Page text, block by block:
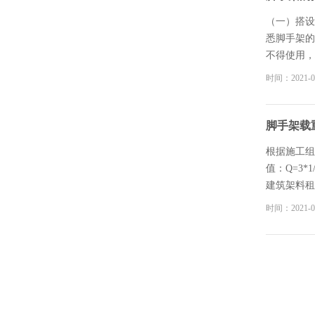
（一）搭
悉脚手架
不得使用
先检查边
和现场施
将变形或
时间：2021-
脚手架载
根据施工
值：
建筑架料
时间：2021-